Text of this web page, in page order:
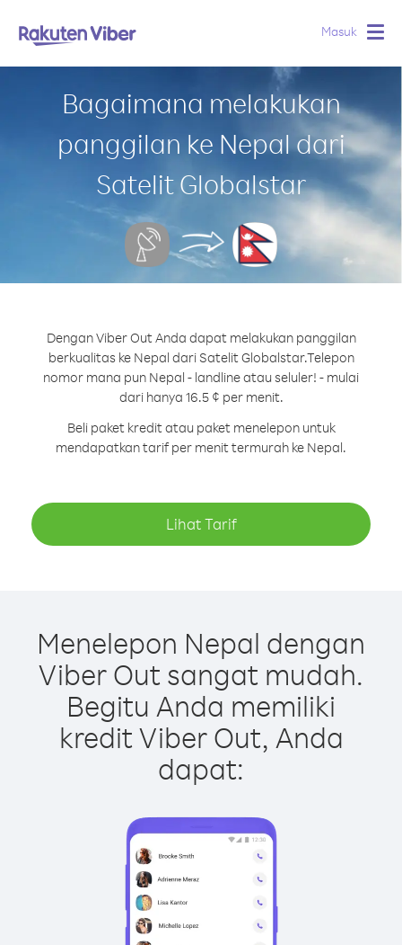
Masuk
Bagaimana melakukan
panggilan ke Nepal dari
Satelit Globalstar
Dengan Viber Out Anda dapat melakukan panggilan
berkualitas ke Nepal dari Satelit Globalstar.Telepon
nomor mana pun Nepal - landline atau seluler! - mulai
dari hanya 16.5 ¢ per menit.
Beli paket kredit atau paket menelepon untuk
mendapatkan tarif per menit termurah ke Nepal.
Lihat Tarif
Menelepon Nepal dengan
Viber Out sangat mudah.
Begitu Anda memiliki
kredit Viber Out, Anda
dapat: